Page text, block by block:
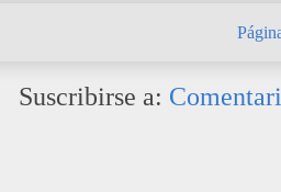
Suscribirse a: